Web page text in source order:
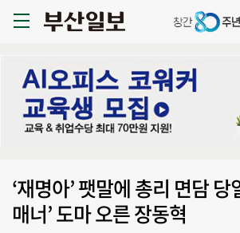
‘재명아’ 팻말에 총리 면담
매너’ 도마 오른 장동혁